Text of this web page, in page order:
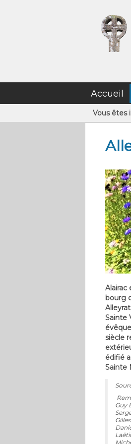
Accueil
Vous êtes
Alairac
bourg
Sainte
siècle
édifié
Sainte
Guy